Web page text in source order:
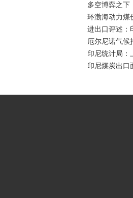
多空博弈之下
环渤海动力煤
进出口评述：
厄尔尼诺气候
印尼统计局：
印尼煤炭出口